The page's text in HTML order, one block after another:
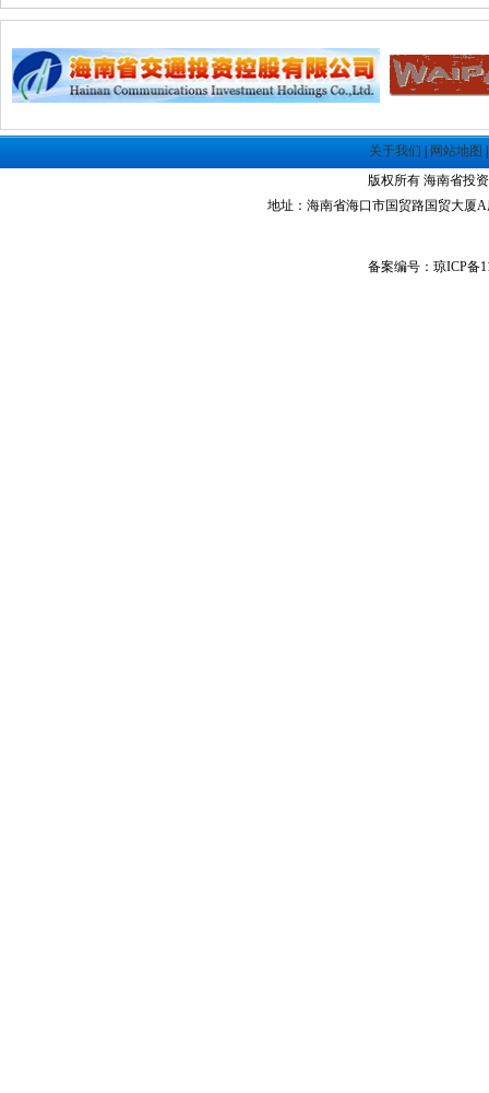
关于我们 | 网站地图
版权所有 海南省投资
地址：海南省海口市国贸路国贸大厦A
备案编号：琼ICP备